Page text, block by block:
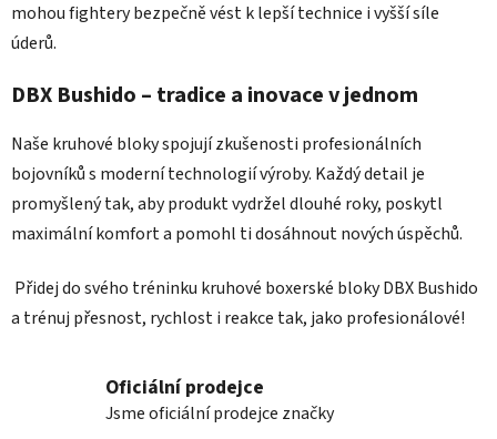
mohou fightery bezpečně vést k lepší technice i vyšší síle
úderů.
DBX Bushido – tradice a inovace v jednom
Naše kruhové bloky spojují zkušenosti profesionálních
bojovníků s moderní technologií výroby. Každý detail je
promyšlený tak, aby produkt vydržel dlouhé roky, poskytl
maximální komfort a pomohl ti dosáhnout nových úspěchů.
Přidej do svého tréninku kruhové boxerské bloky DBX Bushido
a trénuj přesnost, rychlost i reakce tak, jako profesionálové!
Oficiální prodejce
Jsme oficiální prodejce značky